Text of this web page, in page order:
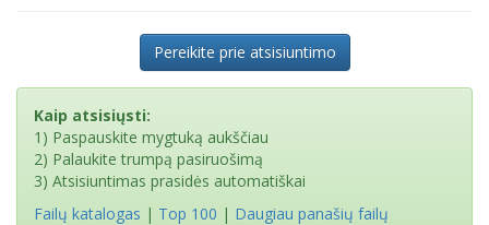
Pereikite prie atsisiuntimo
Kaip atsisiųsti:
1) Paspauskite mygtuką aukščiau
2) Palaukite trumpą pasiruošimą
3) Atsisiuntimas prasidės automatiškai
Failų katalogas | Top 100 | Daugiau panašių failų